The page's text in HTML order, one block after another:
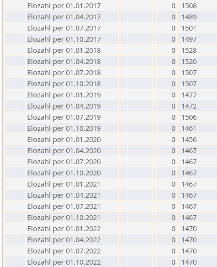
Elozahl per 01.01.2017
0
1508
Elozahl per 01.04.2017
0
1489
Elozahl per 01.07.2017
0
1501
Elozahl per 01.10.2017
0
1497
Elozahl per 01.01.2018
0
1528
Elozahl per 01.04.2018
0
1520
Elozahl per 01.07.2018
0
1507
Elozahl per 01.10.2018
0
1507
Elozahl per 01.01.2019
0
1477
Elozahl per 01.04.2019
0
1472
Elozahl per 01.07.2019
0
1506
Elozahl per 01.10.2019
0
1461
Elozahl per 01.01.2020
0
1456
Elozahl per 01.04.2020
0
1467
Elozahl per 01.07.2020
0
1467
Elozahl per 01.10.2020
0
1467
Elozahl per 01.01.2021
0
1467
Elozahl per 01.04.2021
0
1467
Elozahl per 01.07.2021
0
1467
Elozahl per 01.10.2021
0
1467
Elozahl per 01.01.2022
0
1470
Elozahl per 01.04.2022
0
1470
Elozahl per 01.07.2022
0
1470
Elozahl per 01.10.2022
0
1470